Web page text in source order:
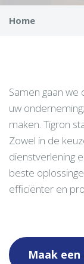
Home
Samen gaan
uw
maken. Tigron
Zowel in de
dienstverlening
beste
efficiënter en
Maak